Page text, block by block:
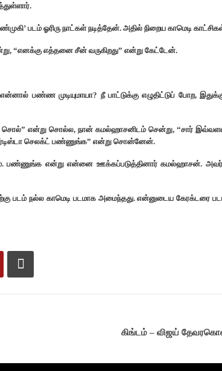
படம் ஓரிரு நாட்கள் நடித்தேன். அதில் நிறைய காமெடி
“எனக்கு எத்தனை சீன் வருகிறது” என்று கேட்டேன்.
பண்ண முடியுமாயா? நீ பாட்டுக்கு எழுதிட்டுப் போற,
என்று சொல்ல, நான் கமல்ஹாசனிடம் சென்று, “சார் இவ்வளவு
செலக்ட் பண்ணுங்க” என்று சொன்னேன்.
பண்ணுங்க என்று என்னை ஊக்கப்படுத்தினார் கமல்ஹாசன். அவர்
படம் நல்ல காமெடி படமாக அமைந்தது. என்னுடைய கேரக்டரை
கிங்டம் – விஜய்